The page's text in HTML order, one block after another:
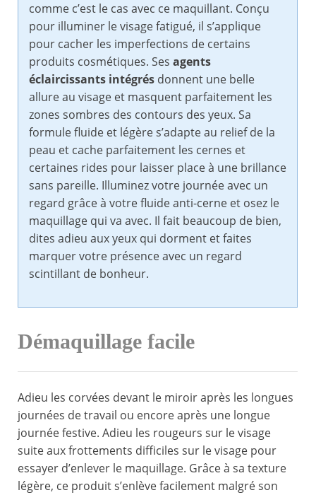
comme c’est le cas avec ce maquillant. Conçu
pour illuminer le visage fatigué, il s’applique
pour cacher les imperfections de certains
produits cosmétiques. Ses agents
éclaircissants intégrés donnent une belle
allure au visage et masquent parfaitement les
zones sombres des contours des yeux. Sa
formule fluide et légère s’adapte au relief de la
peau et cache parfaitement les cernes et
certaines rides pour laisser place à une brillance
sans pareille. Illuminez votre journée avec un
regard grâce à votre fluide anti-cerne et osez le
maquillage qui va avec. Il fait beaucoup de bien,
dites adieu aux yeux qui dorment et faites
marquer votre présence avec un regard
scintillant de bonheur.
Démaquillage facile
Adieu les corvées devant le miroir après les longues
journées de travail ou encore après une longue
journée festive. Adieu les rougeurs sur le visage
suite aux frottements difficiles sur le visage pour
essayer d’enlever le maquillage. Grâce à sa texture
légère, ce produit s’enlève facilement malgré son